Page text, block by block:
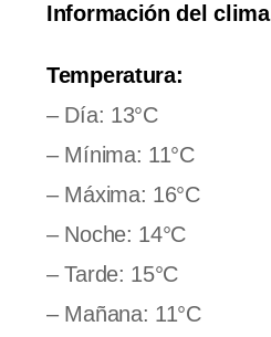
Información del clima
Temperatura:
– Día: 13°C
– Mínima: 11°C
– Máxima: 16°C
– Noche: 14°C
– Tarde: 15°C
– Mañana: 11°C